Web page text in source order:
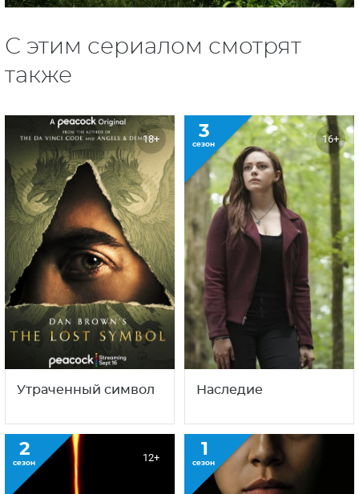
С этим сериалом смотрят
также
18+
Утраченный символ
3
сезон 16+
Наследие
2
сезон 12+ 1
сезон